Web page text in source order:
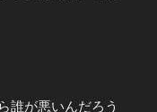
誰が悪いんだろう